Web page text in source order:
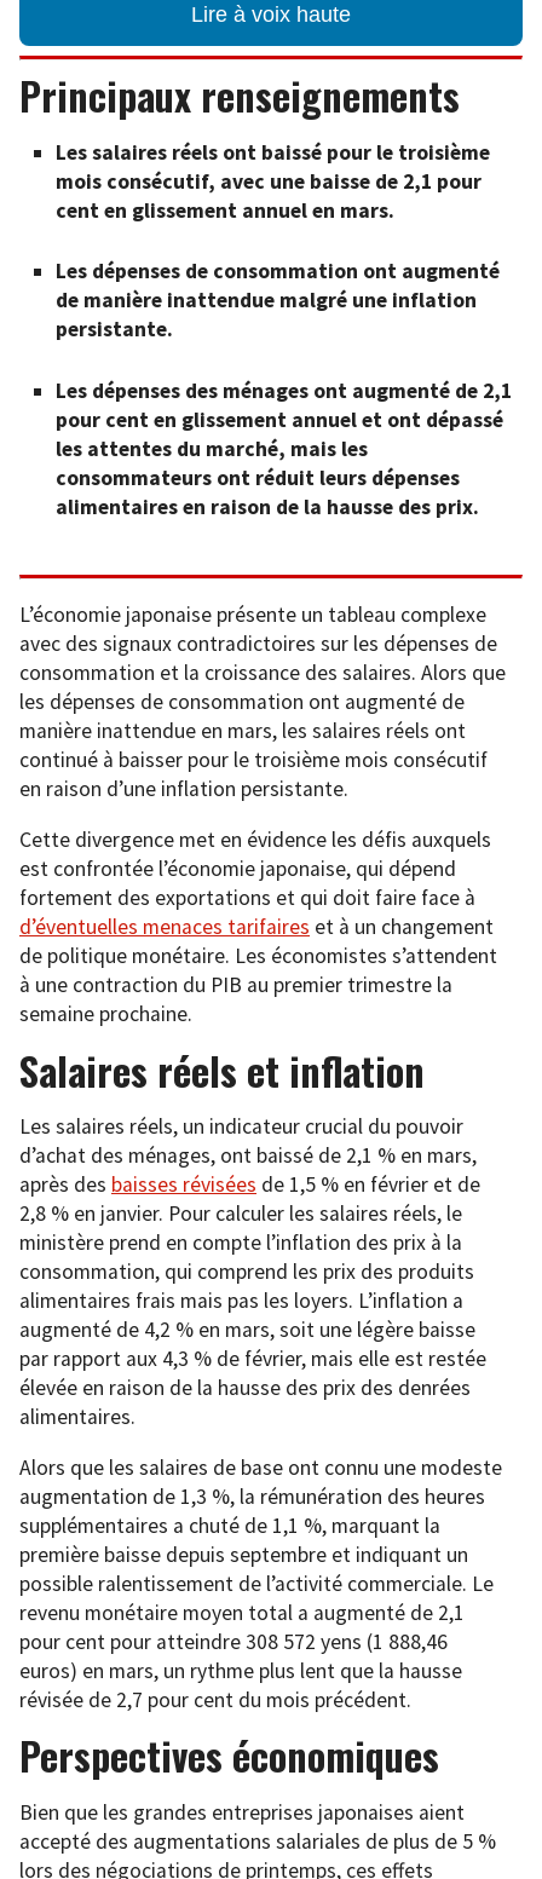
Lire à voix haute
Principaux renseignements
Les salaires réels ont baissé pour le troisième
mois consécutif, avec une baisse de 2,1 pour
cent en glissement annuel en mars.
Les dépenses de consommation ont augmenté
de manière inattendue malgré une inflation
persistante.
Les dépenses des ménages ont augmenté de 2,1
pour cent en glissement annuel et ont dépassé
les attentes du marché, mais les
consommateurs ont réduit leurs dépenses
alimentaires en raison de la hausse des prix.
L’économie japonaise présente un tableau complexe
avec des signaux contradictoires sur les dépenses de
consommation et la croissance des salaires. Alors que
les dépenses de consommation ont augmenté de
manière inattendue en mars, les salaires réels ont
continué à baisser pour le troisième mois consécutif
en raison d’une inflation persistante.
Cette divergence met en évidence les défis auxquels
est confrontée l’économie japonaise, qui dépend
fortement des exportations et qui doit faire face à
d’éventuelles menaces tarifaires et à un changement
de politique monétaire. Les économistes s’attendent
à une contraction du PIB au premier trimestre la
semaine prochaine.
Salaires réels et inflation
Les salaires réels, un indicateur crucial du pouvoir
d’achat des ménages, ont baissé de 2,1 % en mars,
après des baisses révisées de 1,5 % en février et de
2,8 % en janvier. Pour calculer les salaires réels, le
ministère prend en compte l’inflation des prix à la
consommation, qui comprend les prix des produits
alimentaires frais mais pas les loyers. L’inflation a
augmenté de 4,2 % en mars, soit une légère baisse
par rapport aux 4,3 % de février, mais elle est restée
élevée en raison de la hausse des prix des denrées
alimentaires.
Alors que les salaires de base ont connu une modeste
augmentation de 1,3 %, la rémunération des heures
supplémentaires a chuté de 1,1 %, marquant la
première baisse depuis septembre et indiquant un
possible ralentissement de l’activité commerciale. Le
revenu monétaire moyen total a augmenté de 2,1
pour cent pour atteindre 308 572 yens (1 888,46
euros) en mars, un rythme plus lent que la hausse
révisée de 2,7 pour cent du mois précédent.
Perspectives économiques
Bien que les grandes entreprises japonaises aient
accepté des augmentations salariales de plus de 5 %
lors des négociations de printemps, ces effets